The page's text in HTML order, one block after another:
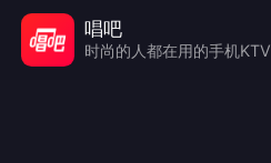
唱吧
时尚的人都在用的手机KTV